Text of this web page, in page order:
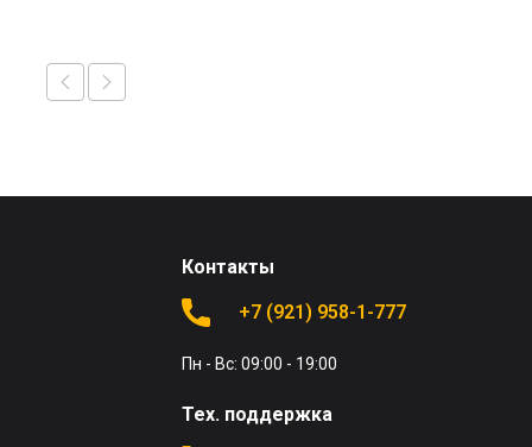
Контакты
+7 (921) 958-1-777
Пн - Вс: 09:00 - 19:00
Тех. поддержка